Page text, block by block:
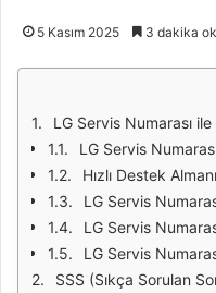
5 Kasım 2025 3 dakika
LG Servis Numarası ile
LG Servis
Hızlı Destek
LG Servis
LG Servis
LG Servis
SSS (Sıkça Sorulan